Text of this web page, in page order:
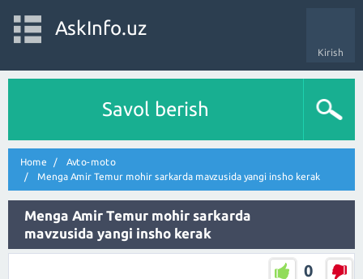
Kirish
AskInfo.uz
Savol berish
Home
Avto-moto
Menga Amir Temur mohir sarkarda mavzusida yangi insho kerak
Menga Amir Temur mohir sarkarda
mavzusida yangi insho kerak
0